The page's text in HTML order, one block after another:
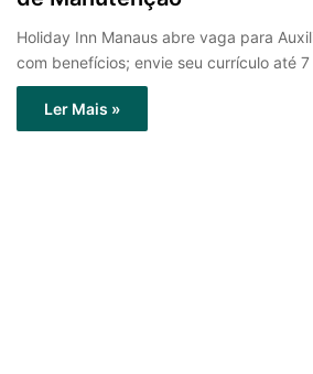
Holiday Inn Manaus abre vaga para
com benefícios; envie seu currículo até
Ler Mais »